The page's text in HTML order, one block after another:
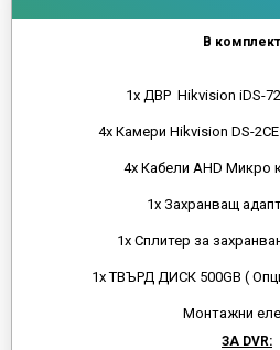
В
1х ДВР Hikvision iDS-
4x Камери Hikvision DS-
4x Кабели AHD Микро
1х Захранващ
1x Сплитер за
1х ТВЪРД ДИСК 500GB (
Монтажни
ЗА DVR: